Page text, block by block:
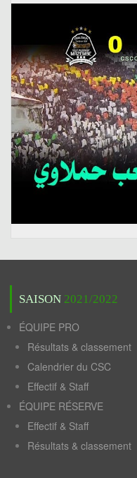
SAISON 2021/2022
ÉQUIPE PRO
Résultats & classement
Calendrier du CSC
Effectif & Staff
ÉQUIPE RÉSERVE
Effectif & Staff
Résultats & classement